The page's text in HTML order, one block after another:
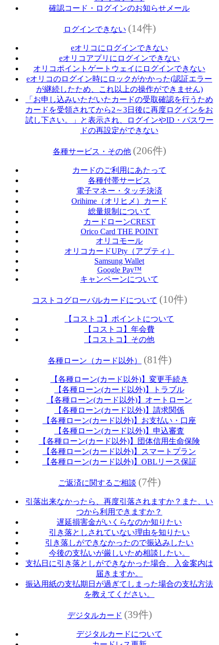
確認コード・ログインのお知らせメール
ログインできない (14件)
eオリコにログインできない
eオリコアプリにログインできない
オリコポイントゲートウェイにログインできない
eオリコのログイン時にロックがかかった(認証エラー
が継続したため、これ以上の操作ができません)
「お申し込みいただいたカードの受取確認を行うため
カードを受領されてから2～3日後に再度ログインをお
試し下さい。」と表示され、ログインやID・パスワー
ドの再設定ができない
各種サービス・その他 (206件)
カードのご利用にあたって
各種付帯サービス
電子マネー・タッチ決済
Orihime（オリヒメ）カード
総量規制について
カードローンCREST
Orico Card THE POINT
オリコモール
オリコカードUPty（アプティ）
Samsung Wallet
Google Pay™
キャンペーンについて
コストコグローバルカードについて (10件)
【コストコ】ポイントについて
【コストコ】年会費
【コストコ】その他
各種ローン（カード以外） (81件)
【各種ローン(カード以外)】変更手続き
【各種ローン(カード以外)】トラブル
【各種ローン(カード以外)】オートローン
【各種ローン(カード以外)】請求関係
【各種ローン(カード以外)】お支払い・口座
【各種ローン(カード以外)】申込審査
【各種ローン(カード以外)】団体信用生命保険
【各種ローン(カード以外)】スマートプラン
【各種ローン(カード以外)】OBLリース保証
ご返済に関するご相談 (7件)
引落出来なかったら、再度引落されますか？また、い
つから利用できますか？
遅延損害金がいくらなのか知りたい
引き落としされていない理由を知りたい
引き落しができなかったので振込みしたい
今後の支払いが厳しいため相談したい。
支払日に引き落としができなかった場合、入金案内は
届きますか。
振込用紙の支払期日が過ぎてしまった場合の支払方法
を教えてください。
デジタルカード (39件)
デジタルカードについて